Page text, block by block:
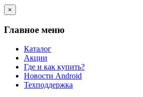
×
Главное меню
Каталог
Акции
Где и как купить?
Новости Android
Техподдержка